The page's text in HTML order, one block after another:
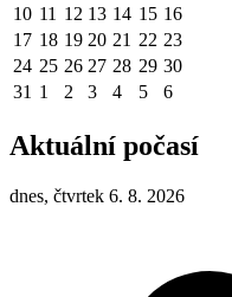
10 11 12 13 14 15 16
17 18 19 20 21 22 23
24 25 26 27 28 29 30
31 1 2 3 4 5 6
Aktuální počasí
dnes, čtvrtek 6. 8. 2026